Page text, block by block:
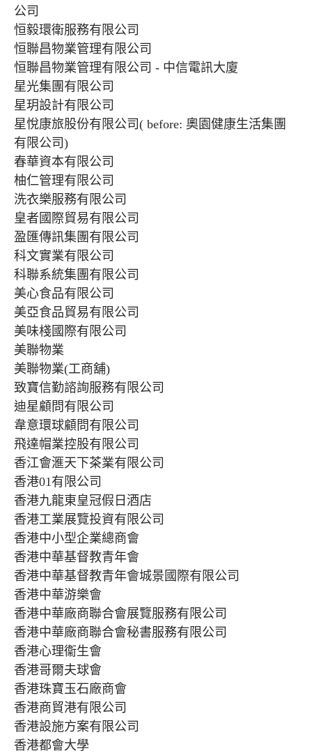
公司
恒毅環衛服務有限公司
恒聯昌物業管理有限公司
恒聯昌物業管理有限公司 - 中信電訊大廈
星光集團有限公司
星玥設計有限公司
星悅康旅股份有限公司( before: 奧園健康生活集團
有限公司)
春華資本有限公司
柚仁管理有限公司
洗衣樂服務有限公司
皇者國際貿易有限公司
盈匯傳訊集團有限公司
科文實業有限公司
科聯系統集團有限公司
美心食品有限公司
美亞食品貿易有限公司
美味棧國際有限公司
美聯物業
美聯物業(工商舖)
致寶信勤諮詢服務有限公司
迪星顧問有限公司
韋意環球顧問有限公司
飛達帽業控股有限公司
香江會滙天下茶業有限公司
香港01有限公司
香港九龍東皇冠假日酒店
香港工業展覽投資有限公司
香港中小型企業總商會
香港中華基督教青年會
香港中華基督教青年會城景國際有限公司
香港中華游樂會
香港中華廠商聯合會展覽服務有限公司
香港中華廠商聯合會秘書服務有限公司
香港心理衞生會
香港哥爾夫球會
香港珠寶玉石廠商會
香港商貿港有限公司
香港設施方案有限公司
香港都會大學